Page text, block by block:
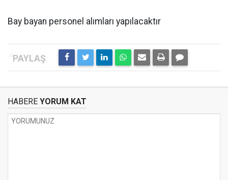
Bay bayan personel alımları yapılacaktır
HABERE YORUM KAT